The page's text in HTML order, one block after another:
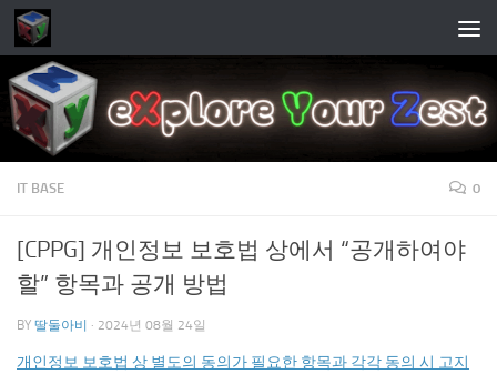
Skip to content
IT BASE 0
[CPPG] 개인정보 보호법 상에서 “공개하여야
할” 항목과 공개 방법
BY 딸둘아비 · 2024년 08월 24일
개인정보 보호법 상 별도의 동의가 필요한 항목과 각각 동의 시 고지